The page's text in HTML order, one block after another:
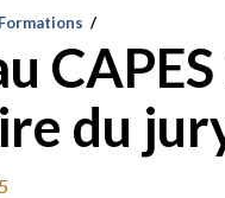
Formations /
du